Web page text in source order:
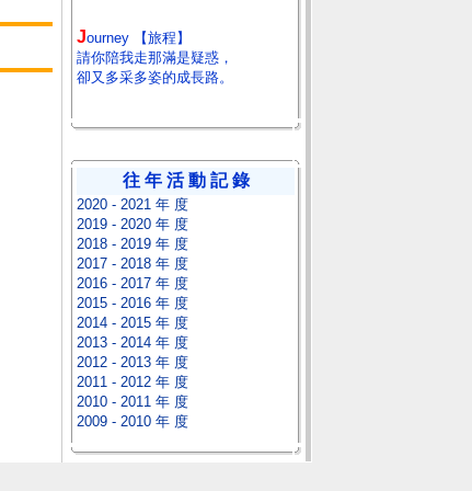
Journey 【旅程】
請你陪我走那滿是疑惑，
卻又多采多姿的成長路。
往 年 活 動 記 錄
2020 - 2021 年 度
2019 - 2020 年 度
2018 - 2019 年 度
2017 - 2018 年 度
2016 - 2017 年 度
2015 - 2016 年 度
2014 - 2015 年 度
2013 - 2014 年 度
2012 - 2013 年 度
2011 - 2012 年 度
2010 - 2011 年 度
2009 - 2010 年 度